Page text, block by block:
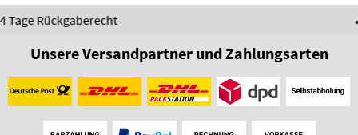
Unsere Versandpartner und Zahlungsarten